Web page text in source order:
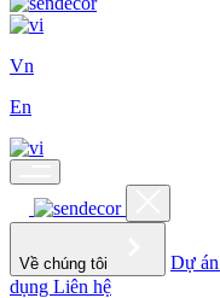
Vn
En
Về chúng tôi Dự án
dụng Liên hệ